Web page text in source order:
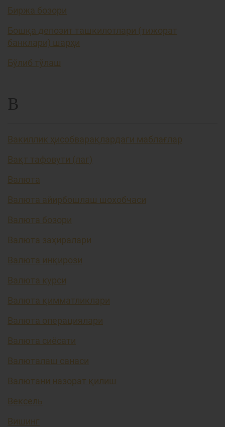
Биржа бозори
Бошқа депозит ташкилотлари (тижорат
банклари) шарҳи
Бўлиб тўлаш
В
Вакиллик ҳисобварақлардаги маблағлар
Вақт тафовути (лаг)
Валюта
Валюта айирбошлаш шохобчаси
Валюта бозори
Валюта заҳиралари
Валюта инқирози
Валюта курси
Валюта қимматликлари
Валюта операциялари
Валюта сиёсати
Валюталаш санаси
Валютани назорат қилиш
Вексель
Вишинг